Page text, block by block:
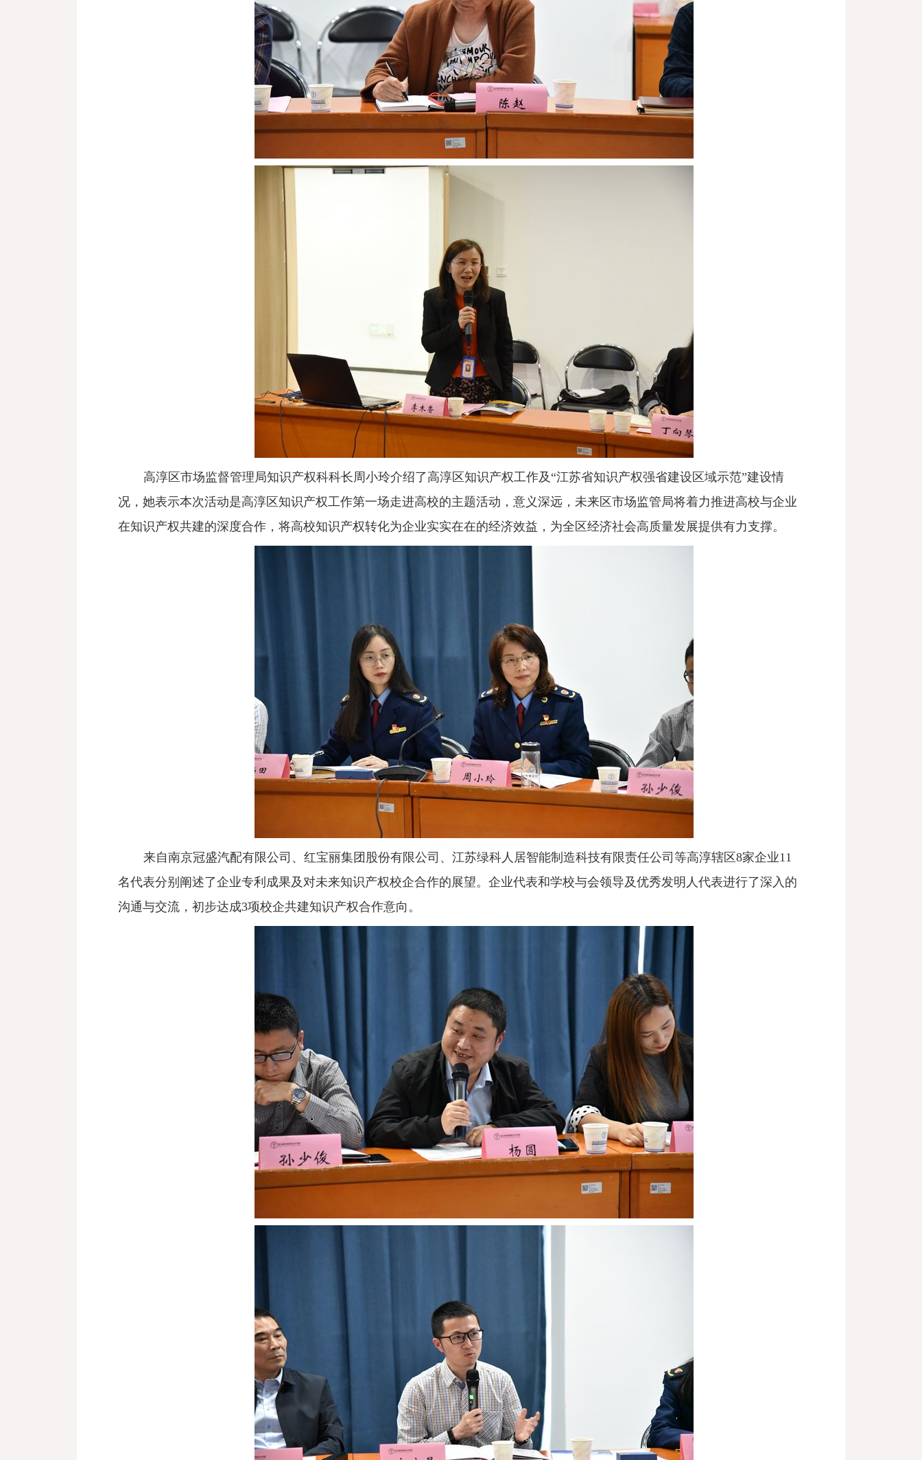
高淳区市场监督管理局知识产权科科长周小玲介绍了高淳区知识产权工作及 “江苏省知识产权强省建设区域示范”建设情
况，她表示本次活动是高淳区知识产权工作第一场走进高校的主题活动，意义深远，未来区市场监管局将着力推进高校与企业
在知识产权共建的深度合作，将高校知识产权转化为企业实实在在的经济效益，为全区经济社会高质量发展提供有力支撑。
来自南京冠盛汽配有限公司、红宝丽集团股份有限公司、江苏绿科人居智能制造科技有限责任公司等高淳辖区8家企业11
名代表分别阐述了企业专利成果及对未来知识产权校企合作的展望。企业代表和学校与会领导及优秀发明人代表进行了深入的
沟通与交流，初步达成3项校企共建知识产权合作意向。